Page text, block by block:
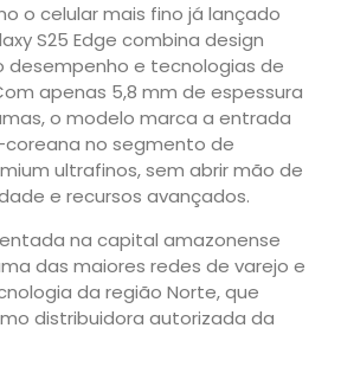
o celular mais fino já lançado
S25 Edge combina design
desempenho e tecnologias de
apenas 5,8 mm de espessura
o modelo marca a entrada
no segmento de
ultrafinos, sem abrir mão de
e recursos avançados.
na capital amazonense
das maiores redes de varejo e
da região Norte, que
distribuidora autorizada da